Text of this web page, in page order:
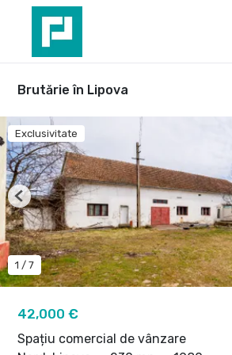
Brutărie în Lipova
42,000 €
Spațiu comercial de vânzare
Exclusivitate
1 / 7
Previous